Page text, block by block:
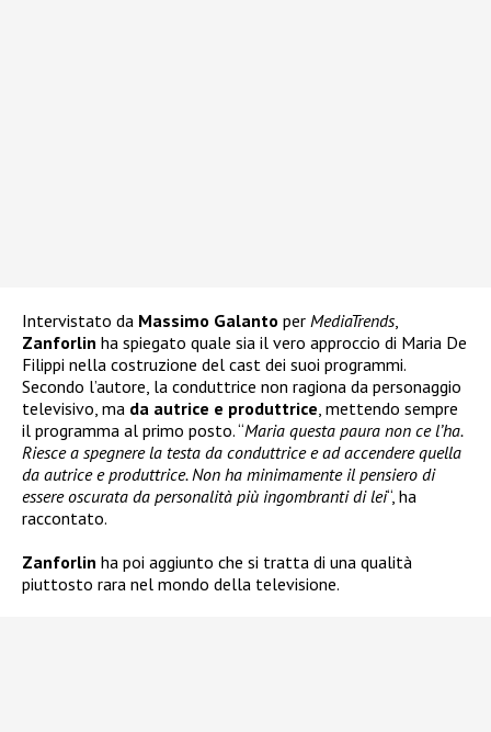
Intervistato da Massimo Galanto per MediaTrends,
Zanforlin ha spiegato quale sia il vero approccio di Maria De
Filippi nella costruzione del cast dei suoi programmi.
Secondo l’autore, la conduttrice non ragiona da personaggio
televisivo, ma da autrice e produttrice , mettendo sempre
il programma al primo posto. “Maria questa paura non ce l’ha.
Riesce a spegnere la testa da conduttrice e ad accendere quella
da autrice e produttrice. Non ha minimamente il pensiero di
essere oscurata da personalità più ingombranti di lei“, ha
raccontato.
Zanforlin ha poi aggiunto che si tratta di una qualità
piuttosto rara nel mondo della televisione.